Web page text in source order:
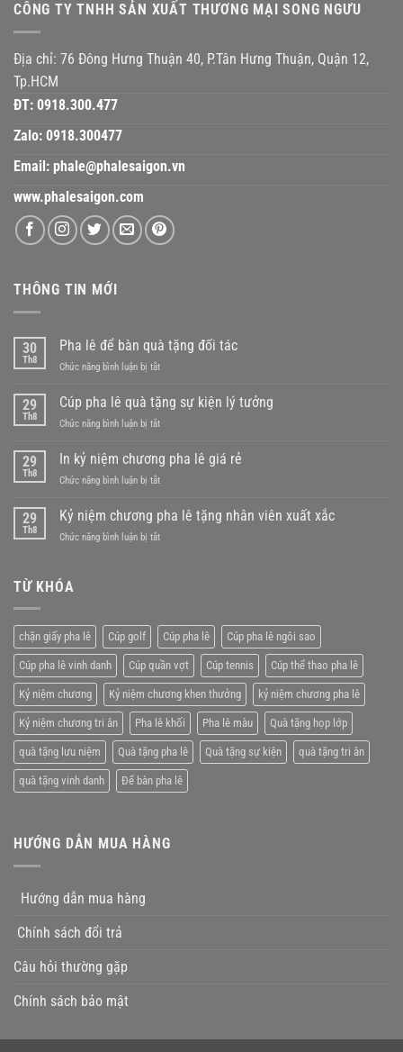
CÔNG TY TNHH SẢN XUẤT THƯƠNG MẠI SONG NGƯU
Địa chỉ: 76 Đông Hưng Thuận 40, P.Tân Hưng Thuận, Quận 12,
Tp.HCM
ĐT: 0918.300.477
Zalo: 0918.300477
Email: phale@phalesaigon.vn
www.phalesaigon.com
THÔNG TIN MỚI
30
Th8
Pha lê để bàn quà tặng đối tác
Chức năng bình luận bị tắtở
lê
bàn
tặng
29
Th8
Cúp pha lê quà tặng sự kiện lý tưởng
Chức năng bình luận bị tắtở
pha
lê
quà
sự
29
Th8
In kỷ niệm chương pha lê giá rẻ
Chức năng bình luận bị tắtở
kỷ
chương
29
Th8
Kỷ niệm chương pha lê tặng nhân viên xuất xắc
Chức năng bình luận bị tắtở
tặng
nhân
viên
xuất
xắc
TỪ KHÓA
chặn giấy pha lê Cúp golf Cúp pha lê Cúp pha lê ngôi sao
Cúp pha lê vinh danh Cúp quần vợt Cúp tennis Cúp thể thao pha lê
Kỷ niệm chương Kỷ niệm chương khen thưởng kỷ niệm chương pha lê
Kỷ niệm chương tri ân Pha lê khối Pha lê màu Quà tặng họp lớp
quà tặng lưu niệm Quà tặng pha lê Quà tặng sự kiện quà tặng tri ân
quà tặng vinh danh Để bàn pha lê
HƯỚNG DẪN MUA HÀNG
Hướng dẫn mua hàng
Chính sách đổi trả
Câu hỏi thường gặp
Chính sách bảo mật